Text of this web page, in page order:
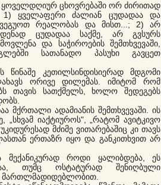
ყოველდღიურ ცხოვრებაში ორ ძირითად
1) ყველაფერი ძალიან ცუდადაა და
რეალობას და მისთ...; 2) არ
ცუდადაა საქმე, არ გვსურს
და საჭიროების შემთხვევაში,
სათანადო პასუხი გავცეთ
კეთილსინდისიერად მდგომი
ორივე დილემას. იმიტომ რომ
თავის სათქმელს, ხოლო შედეგებს
მქრთალი ადამიანის შემთხვევაში. ის
იაქტიუროს", „რატომ ავიტკივო
მძიმე ვითარებაშიც კი თავს
ერთაზრ იყო და განკითხვით არ
როდი ყალიბდება, ეს
თუმც ოსტატურად შენიღბული
მართლმადიდებლობით.